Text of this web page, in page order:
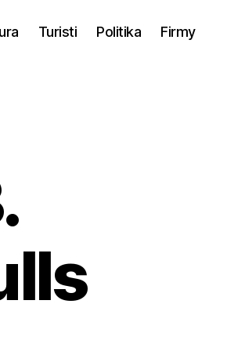
Turisti Politika Firmy